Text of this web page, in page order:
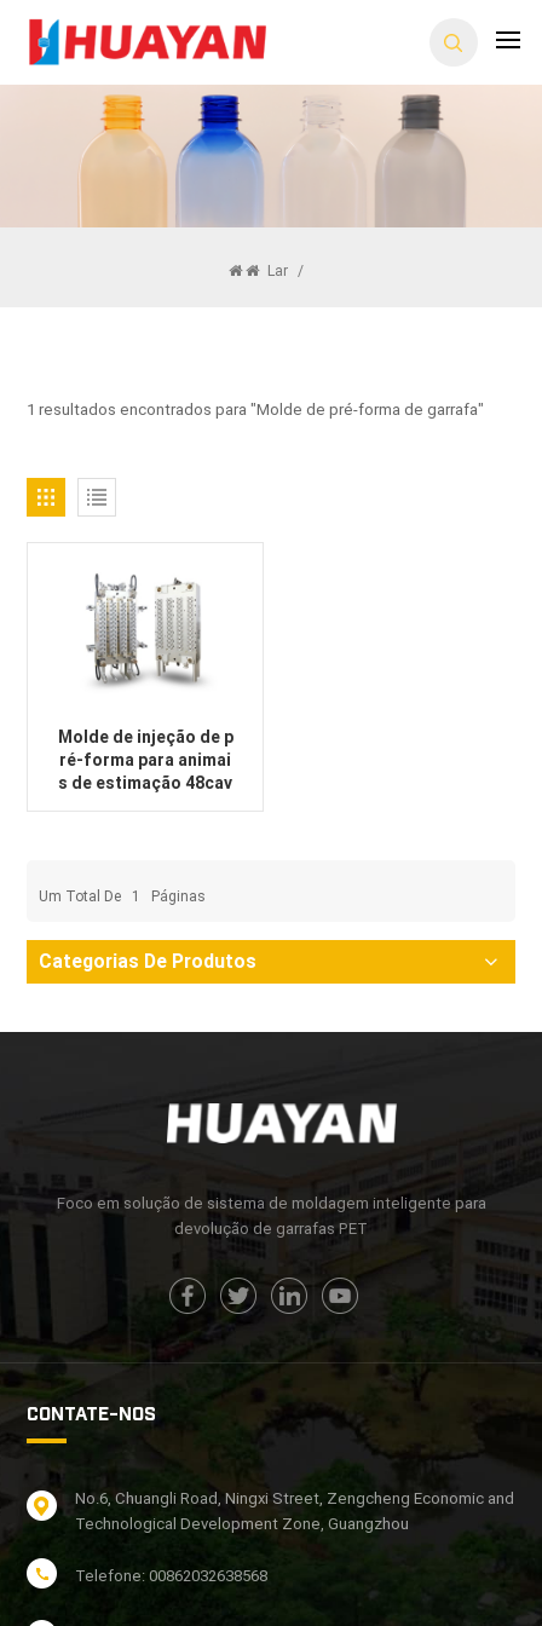
Lar /
1 resultados encontrados para "Molde de pré-forma de garrafa"
Molde de injeção de p
ré-forma para animai
s de estimação 48cav
Um Total De 1 Páginas
Categorias De Produtos
Foco em solução de sistema de moldagem inteligente para
devolução de garrafas PET
CONTATE-NOS
No.6, Chuangli Road, Ningxi Street, Zengcheng Economic and
Technological Development Zone, Guangzhou
Telefone: 00862032638568